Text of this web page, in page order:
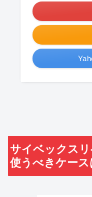
サイベックス
使うべきケース